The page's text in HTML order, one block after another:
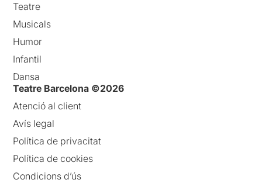
Teatre
Musicals
Humor
Infantil
Dansa
Teatre Barcelona ©2026
Atenció al client
Avís legal
Política de privacitat
Política de cookies
Condicions d’ús